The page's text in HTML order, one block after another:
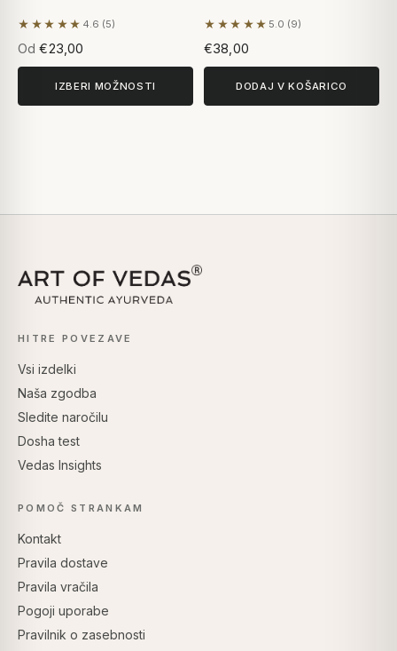
★★★★★ 4.6 (5)
Na podlagi 5 mnenj
Od €23,00
IZBERI MOŽNOSTI
★★★★★ 5.0 (9)
Na podlagi 9 mnenj
€38,00
DODAJ V KOŠARICO
HITRE POVEZAVE
Vsi izdelki
Naša zgodba
Sledite naročilu
Dosha test
Vedas Insights
POMOČ STRANKAM
Kontakt
Pravila dostave
Pravila vračila
Pogoji uporabe
Pravilnik o zasebnosti